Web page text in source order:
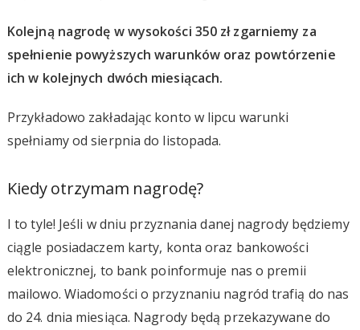
Kolejną nagrodę w wysokości 350 zł zgarniemy za
spełnienie powyższych warunków oraz powtórzenie
ich w kolejnych dwóch miesiącach.
Przykładowo zakładając konto w lipcu warunki
spełniamy od sierpnia do listopada.
Kiedy otrzymam nagrodę?
I to tyle! Jeśli w dniu przyznania danej nagrody będziemy
ciągle posiadaczem karty, konta oraz bankowości
elektronicznej, to bank poinformuje nas o premii
mailowo. Wiadomości o przyznaniu nagród trafią do nas
do 24. dnia miesiąca. Nagrody będą przekazywane do